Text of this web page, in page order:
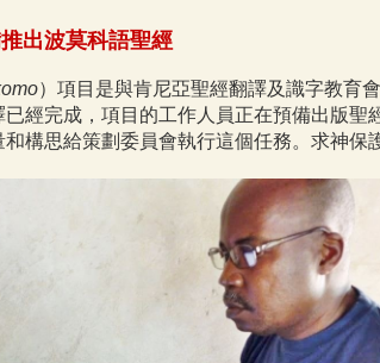
出波莫科語聖經
）項目是與肯尼亞聖經翻譯及識字教育
經完成，項目的工作人員正在預備出版
構思給策劃委員會執行這個任務。求神保